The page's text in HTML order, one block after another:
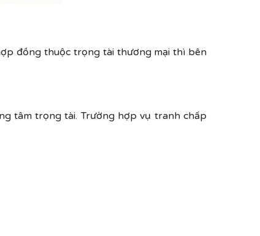
đồng thuộc trọng tài thương mại thì bên
tâm trọng tài. Trường hợp vụ tranh chấp